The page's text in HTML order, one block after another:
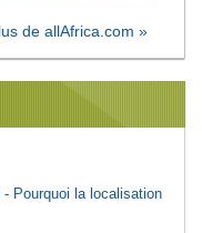
de allAfrica.com »
Pourquoi la localisation